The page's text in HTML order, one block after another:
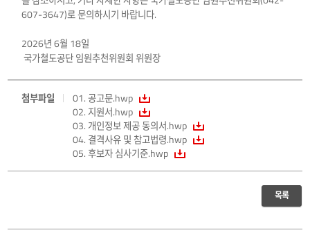
607-3647)로 문의하시기 바랍니다.
2026년 6월 18일
국가철도공단 임원추천위원회 위원장
첨부파일
01. 공고문.hwp
02. 지원서.hwp
03. 개인정보 제공 동의서.hwp
04. 결격사유 및 참고법령.hwp
05. 후보자 심사기준.hwp
목록